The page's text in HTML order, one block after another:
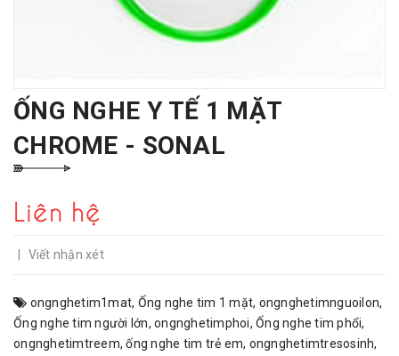
ỐNG NGHE Y TẾ 1 MẶT
CHROME - SONAL
Liên hệ
Viết nhận xét
ongnghetim1mat, Ống nghe tim 1 mặt, ongnghetimnguoilon,
Ống nghe tim người lớn, ongnghetimphoi, Ống nghe tim phổi,
ongnghetimtreem,ống nghe tim trẻ em, ongnghetimtresosinh,